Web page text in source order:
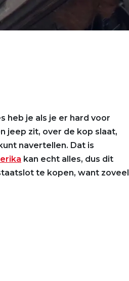
heb je als je er hard voor
jeep zit, over de kop slaat,
navertellen. Dat is
kan echt alles, dus dit
te kopen, want zoveel